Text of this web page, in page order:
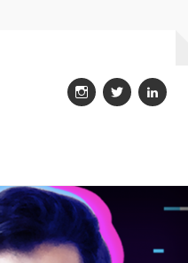
insgtagram
twitterlinkedin